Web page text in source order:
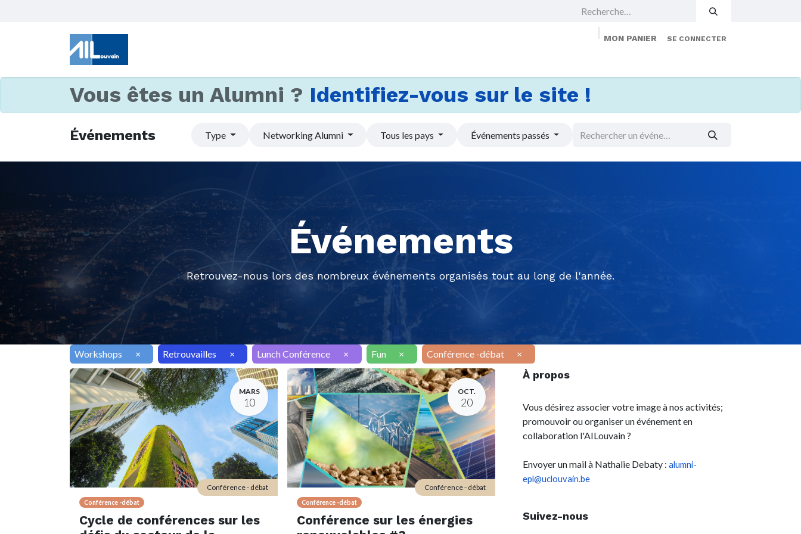
MON PANIER SE CONNECTER
Vous êtes un Alumni ? Identifiez-vous sur le site !
Événements Type Networking Alumni Tous les pays Événements passés
Événements
Retrouvez-nous lors des nombreux événements organisés tout au long de l'année.
Workshops × Retrouvailles × Lunch Conférence × Fun × Conférence -débat ×
MARS
10
Conférence -débat
Cycle de conférences sur les
Conférence - débat
OCT.
20
Conférence -débat
Conférence sur les énergies
Conférence - débat
À propos
Vous désirez associer votre image à nos activités;
promouvoir ou organiser un événement en
collaboration l'AILouvain ?
Envoyer un mail à Nathalie Debaty : alumni-
epl@uclouvain.be
Suivez-nous